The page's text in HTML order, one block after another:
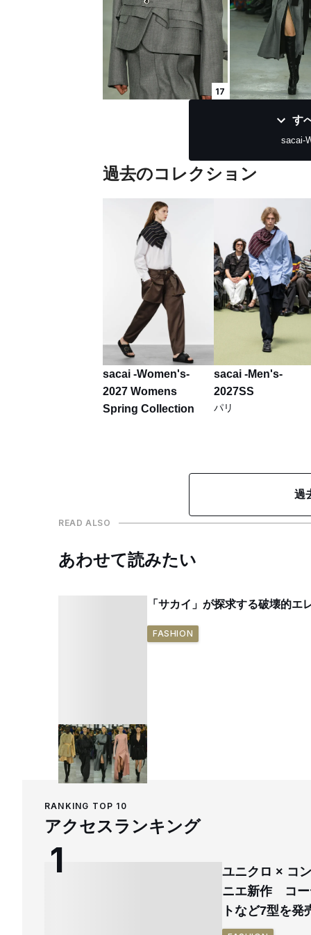
17
す
sacai-
過去のコレクション
sacai -Women's-
2027 Womens
Spring Collection
sacai -Men's-
2027SS
パリ
過
READ ALSO
あわせて読みたい
「サカイ」が探求する破壊的
FASHION
RANKING TOP 10
アクセスランキング
ユニクロ × コ
ニエ新作 コー
トなど7型を発